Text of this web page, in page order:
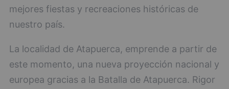
mejores fiestas y recreaciones históricas de
nuestro país.
La localidad de Atapuerca, emprende a partir de
este momento, una nueva proyección nacional y
europea gracias a la Batalla de Atapuerca. Rigor